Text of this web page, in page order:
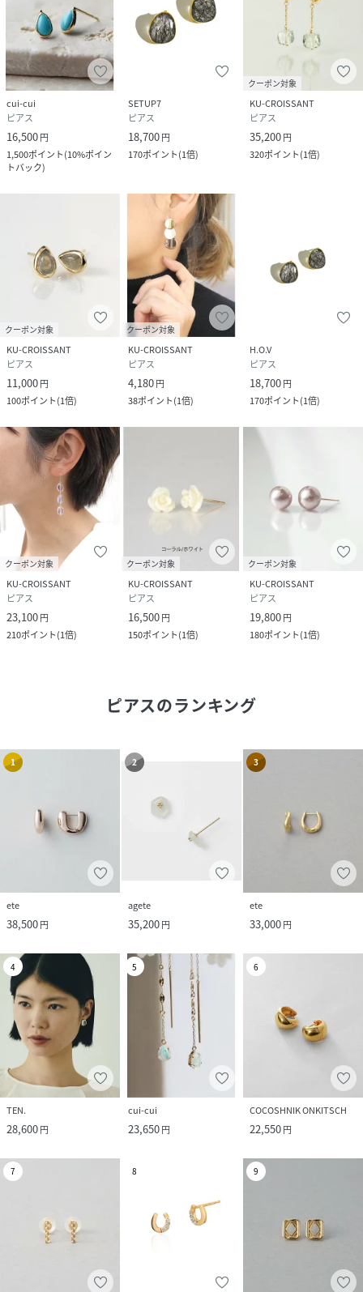
cui-cui
ピアス
16,500円
1,500ポイント(10%ポイン
トバック)
SETUP7
ピアス
18,700円
170ポイント(1倍)
クーポン対象
KU-CROISSANT
ピアス
35,200円
320ポイント(1倍)
クーポン対象
KU-CROISSANT
ピアス
11,000円
100ポイント(1倍)
クーポン対象
KU-CROISSANT
ピアス
4,180円
38ポイント(1倍)
H.O.V
ピアス
18,700円
170ポイント(1倍)
クーポン対象
KU-CROISSANT
ピアス
23,100円
210ポイント(1倍)
クーポン対象
KU-CROISSANT
ピアス
16,500円
150ポイント(1倍)
クーポン対象
KU-CROISSANT
ピアス
19,800円
180ポイント(1倍)
ピアスのランキング
1
ete
38,500円
2
agete
35,200円
3
ete
33,000円
4
TEN.
28,600円
5
cui-cui
23,650円
6
COCOSHNIK ONKITSCH
22,550円
7 8 9